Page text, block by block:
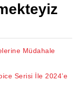
Müdahale
Serisi İle 2024’e